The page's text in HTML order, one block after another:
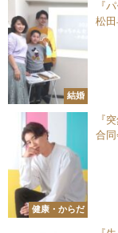
結婚
『
松
健康・からだ
『
合